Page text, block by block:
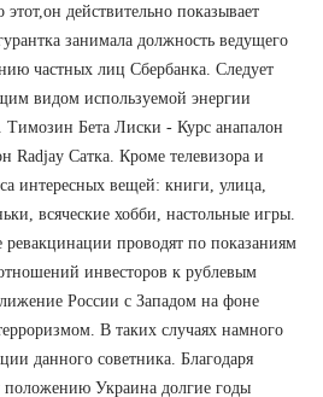
действительно показывает
занимала должность ведущего
частных лиц Сбербанка. Следует
видом используемой энергии
Tимозин Бета Лиски - Курс анапалон
Radjay Сатка. Кроме телевизора и
интересных вещей: книги, улица,
всяческие хобби, настольные игры.
проводят по показаниям
инвесторов к рублевым
России с Западом на фоне
В таких случаях намного
данного советника. Благодаря
положению Украина долгие годы